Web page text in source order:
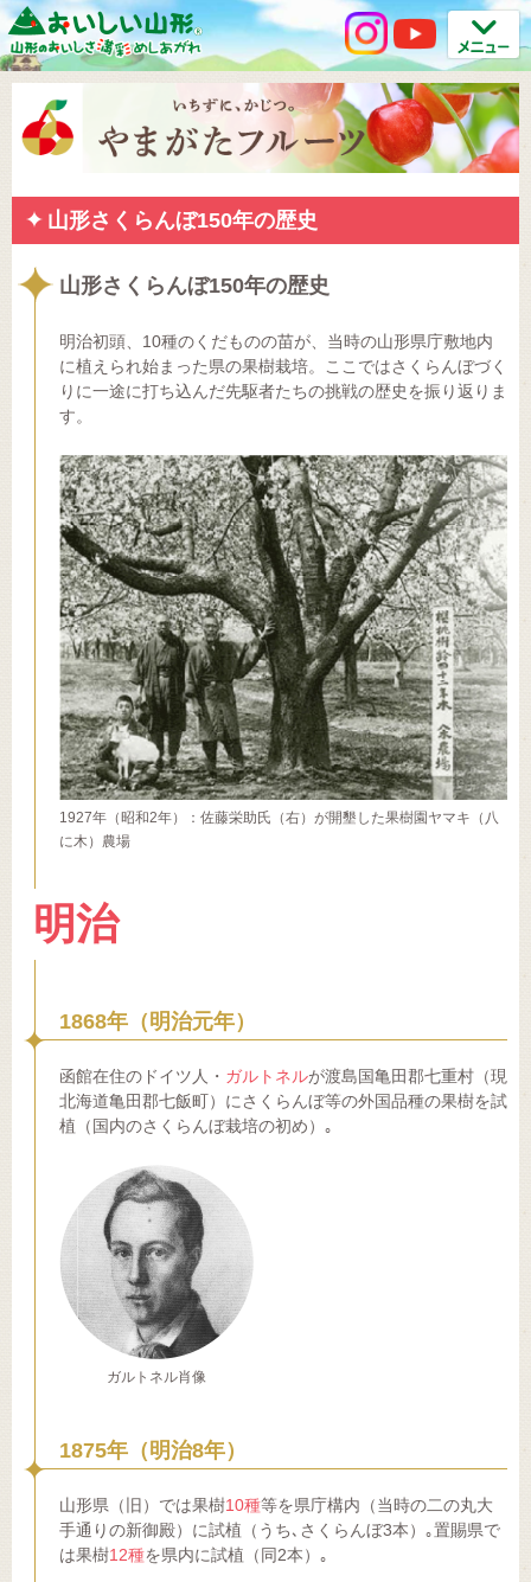
山形さくらんぼ150年の歴史
山形さくらんぼ150年の歴史
明治初頭、10種のくだものの苗が、当時の山形県庁敷地内
に植えられ始まった県の果樹栽培。ここではさくらんぼづく
りに一途に打ち込んだ先駆者たちの挑戦の歴史を振り返りま
す。
1927年（昭和2年）：佐藤栄助氏（右）が開墾した果樹園ヤマキ（八
に木）農場
明治
1868年（明治元年）
函館在住のドイツ人・ ガルトネルが渡島国亀田郡七重村（現
北海道亀田郡七飯町）にさくらんぼ等の外国品種の果樹を試
植（国内のさくらんぼ栽培の初め）｡
ガルトネル肖像
1875年（明治8年）
山形県（旧）では果樹10種等を県庁構内（当時の二の丸大
手通りの新御殿）に試植（うち､さくらんぼ3本）｡置賜県で
は果樹12種を県内に試植（同2本）｡